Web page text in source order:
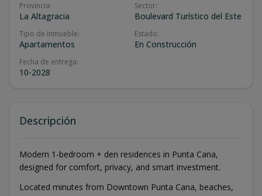
Provincia:
La Altagracia
Sector:
Boulevard Turístico del Este
Tipo de inmueble:
Apartamentos
Estado:
En Construcción
Fecha de entrega:
10-2028
Descripción
Modern 1-bedroom + den residences in Punta Cana,
designed for comfort, privacy, and smart investment.
Located minutes from Downtown Punta Cana, beaches,